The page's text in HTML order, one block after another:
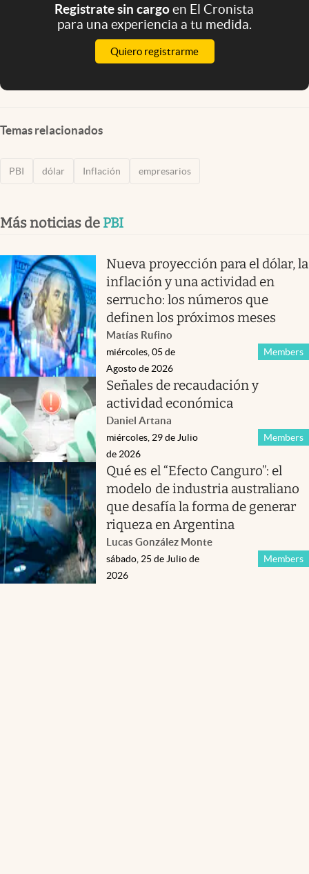
Registrate sin cargoen El Cronista
para una experiencia a tu medida.
Quiero registrarme
Temas relacionados
PBI dólar Inflación empresarios
Más noticias de PBI
Nueva proyección para el dólar, la
inflación y una actividad en
serrucho: los números que
definen los próximos meses
Matías Rufino
Members
miércoles, 05 de
Agosto de 2026
Señales de recaudación y
actividad económica
Daniel Artana
Members
miércoles, 29 de Julio
de 2026
Qué es el “Efecto Canguro”: el
modelo de industria australiano
que desafía la forma de generar
riqueza en Argentina
Lucas González Monte
Members
sábado, 25 de Julio de
2026